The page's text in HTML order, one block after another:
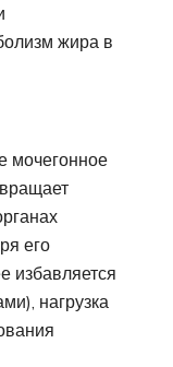
жира в
мочегонное
его
избавляется
нагрузка